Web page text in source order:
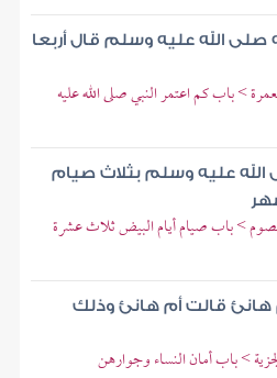
صلى الله عليه وسلم قال أربعا
> باب كم اعتمر النبي صلى الله عليه
عليه وسلم بثلاث صيام
> باب صيام أيام البيض ثلاث عشرة
هانئ قالت أم هانئ وذلك
> باب أمان النساء وجوارهن